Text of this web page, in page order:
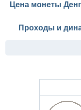
Цена монеты
Проходы и